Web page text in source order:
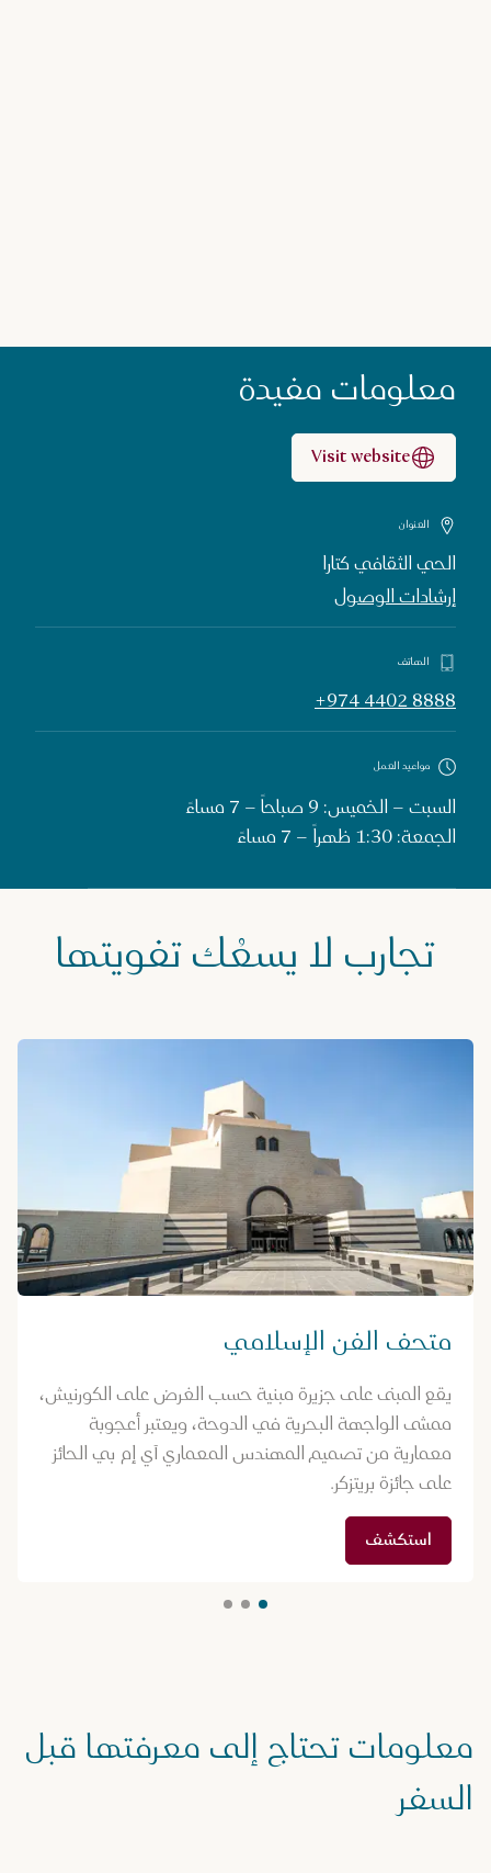
معلومات مفيدة
Visit website
العنوان
الحي الثقافي كتارا
إرشادات الوصول
الهاتف
+974 4402 8888
مواعيد العمل
السبت – الخميس: 9 صباحاً – 7 مساءً
الجمعة: 1:30 ظهراً – 7 مساءً
تجارب لا يسعُك تفويتها
متحف الفن الإسلامي
يقع المبنى على جزيرة مبنية حسب الغرض على الكورنيش،
ممشى الواجهة البحرية في الدوحة، ويعتبر أعجوبة
معمارية من تصميم المهندس المعماري آي إم بي الحائز
على جائزة بريتزكر.
استكشف
معلومات تحتاج إلى معرفتها قبل
السفر